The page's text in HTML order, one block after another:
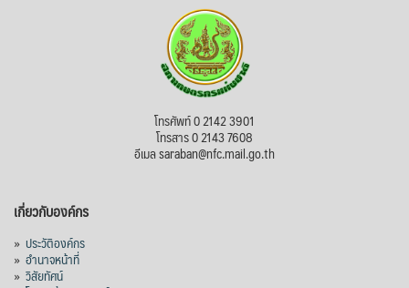
โทรศัพท์ 0 2142 3901
โทรสาร 0 2143 7608
อีเมล saraban@nfc.mail.go.th
เกี่ยวกับองค์กร
» ประวัติองค์กร
» อำนาจหน้าที่
» วิสัยทัศน์